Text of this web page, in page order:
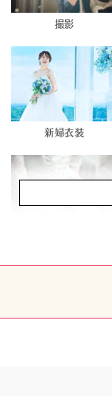
撮影
新婦衣装